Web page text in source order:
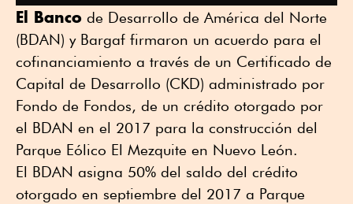
El Banco de Desarrollo de América del Norte
(BDAN) y Bargaf firmaron un acuerdo para el
cofinanciamiento a través de un Certificado de
Capital de Desarrollo (CKD) administrado por
Fondo de Fondos, de un crédito otorgado por
el BDAN en el 2017 para la construcción del
Parque Eólico El Mezquite en Nuevo León.
El BDAN asigna 50% del saldo del crédito
otorgado en septiembre del 2017 a Parque